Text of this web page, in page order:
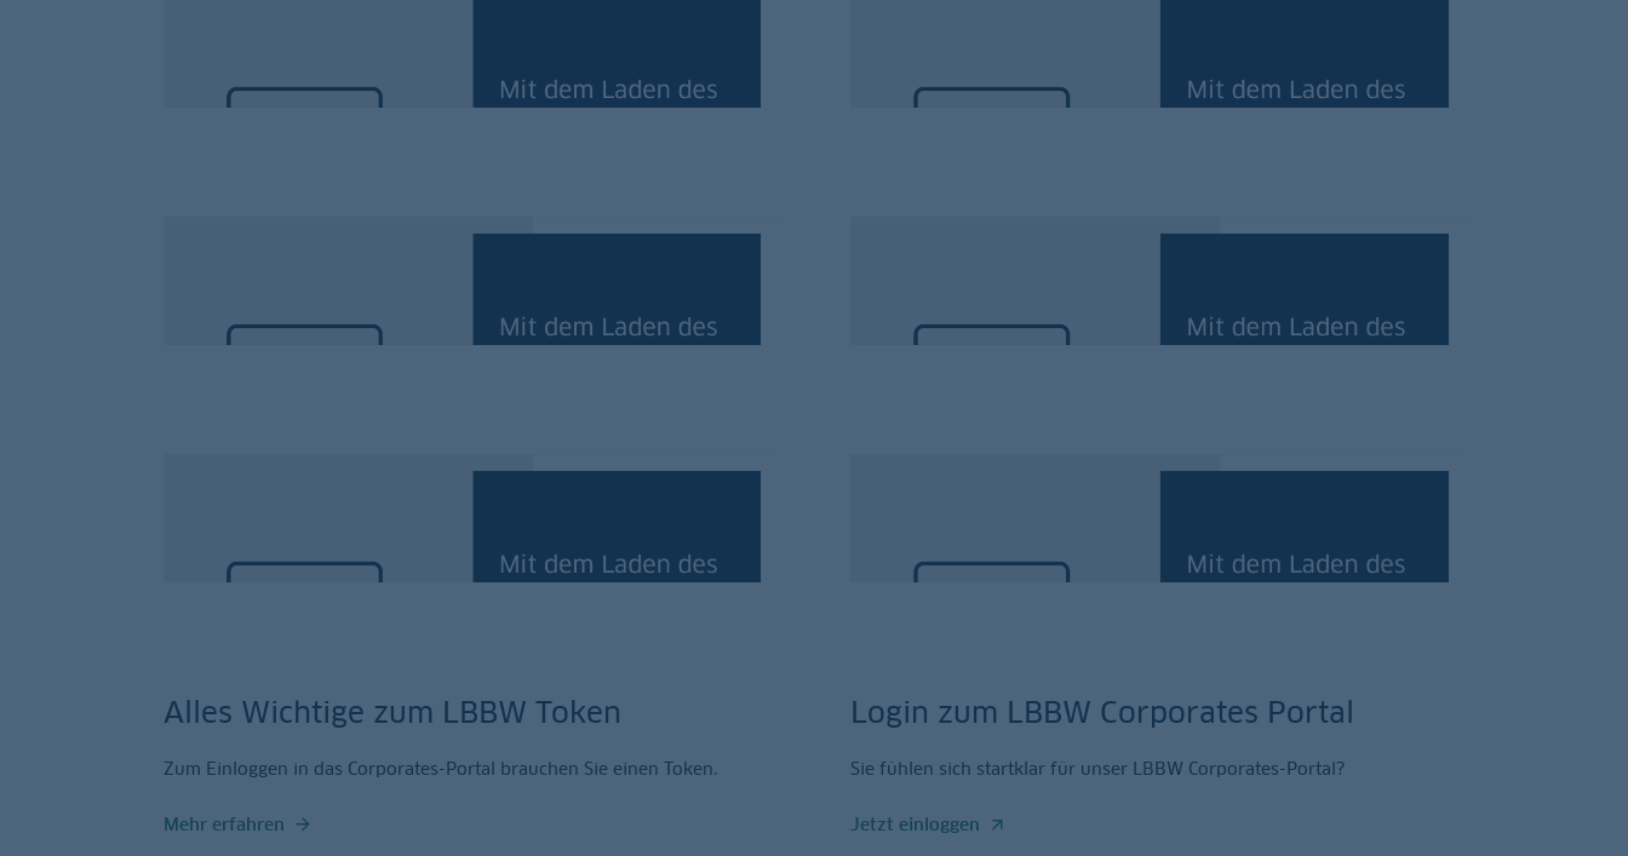
Der kurze und kompakte Überblick im Video. Der kurze und kompakte Überblick im Video
Der kurze und kompakte Überblick im Video Der kurze und kompakte Überblick im Video
Der kurze und kompakte Überblick im Video Der kurze und kompakte Überblick im Video
Alles Wichtige zum LBBW Token
Zum Einloggen in das Corporates-Portal brauchen Sie einen Token.
Mehr erfahren
Login zum LBBW Corporates Portal
Sie fühlen sich startklar für unser LBBW Corporates-Portal?
Jetzt einloggen